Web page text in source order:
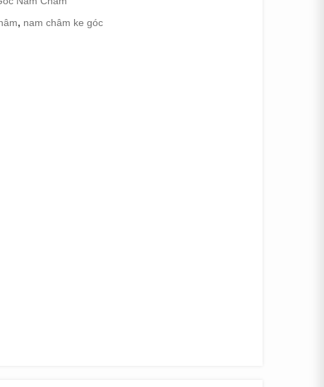
, nam châm ke góc